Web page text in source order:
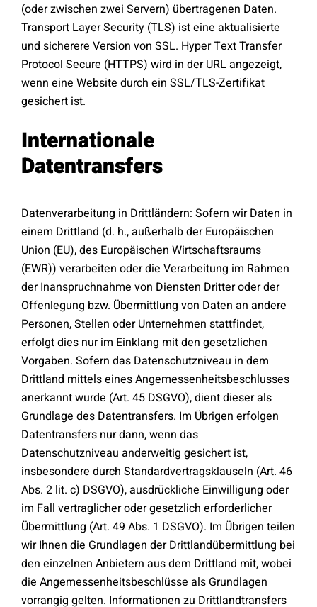
(oder zwischen zwei Servern) übertragenen Daten.
Transport Layer Security (TLS) ist eine aktualisierte
und sicherere Version von SSL. Hyper Text Transfer
Protocol Secure (HTTPS) wird in der URL angezeigt,
wenn eine Website durch ein SSL/TLS-Zertifikat
gesichert ist.
Internationale
Datentransfers
Datenverarbeitung in Drittländern: Sofern wir Daten in
einem Drittland (d. h., außerhalb der Europäischen
Union (EU), des Europäischen Wirtschaftsraums
(EWR)) verarbeiten oder die Verarbeitung im Rahmen
der Inanspruchnahme von Diensten Dritter oder der
Offenlegung bzw. Übermittlung von Daten an andere
Personen, Stellen oder Unternehmen stattfindet,
erfolgt dies nur im Einklang mit den gesetzlichen
Vorgaben. Sofern das Datenschutzniveau in dem
Drittland mittels eines Angemessenheitsbeschlusses
anerkannt wurde (Art. 45 DSGVO), dient dieser als
Grundlage des Datentransfers. Im Übrigen erfolgen
Datentransfers nur dann, wenn das
Datenschutzniveau anderweitig gesichert ist,
insbesondere durch Standardvertragsklauseln (Art. 46
Abs. 2 lit. c) DSGVO), ausdrückliche Einwilligung oder
im Fall vertraglicher oder gesetzlich erforderlicher
Übermittlung (Art. 49 Abs. 1 DSGVO). Im Übrigen teilen
wir Ihnen die Grundlagen der Drittlandübermittlung bei
den einzelnen Anbietern aus dem Drittland mit, wobei
die Angemessenheitsbeschlüsse als Grundlagen
vorrangig gelten. Informationen zu Drittlandtransfers